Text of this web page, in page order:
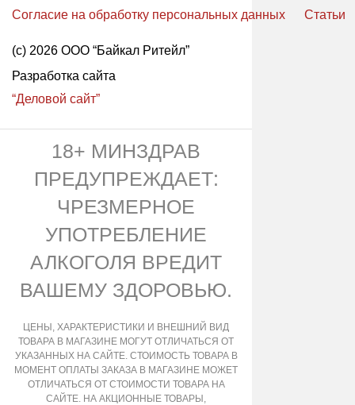
Согласие на обработку персональных данных
Статьи
(с) 2026 ООО “Байкал Ритейл”
Разработка сайта
“Деловой сайт”
18+ МИНЗДРАВ
ПРЕДУПРЕЖДАЕТ:
ЧРЕЗМЕРНОЕ
УПОТРЕБЛЕНИЕ
АЛКОГОЛЯ ВРЕДИТ
ВАШЕМУ ЗДОРОВЬЮ.
ЦЕНЫ, ХАРАКТЕРИСТИКИ И ВНЕШНИЙ ВИД
ТОВАРА В МАГАЗИНЕ МОГУТ ОТЛИЧАТЬСЯ ОТ
УКАЗАННЫХ НА САЙТЕ. СТОИМОСТЬ ТОВАРА В
МОМЕНТ ОПЛАТЫ ЗАКАЗА В МАГАЗИНЕ МОЖЕТ
ОТЛИЧАТЬСЯ ОТ СТОИМОСТИ ТОВАРА НА
САЙТЕ. НА АКЦИОННЫЕ ТОВАРЫ,